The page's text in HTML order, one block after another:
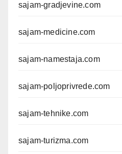
sajam-gradjevine.com
sajam-medicine.com
sajam-namestaja.com
sajam-poljoprivrede.com
sajam-tehnike.com
sajam-turizma.com